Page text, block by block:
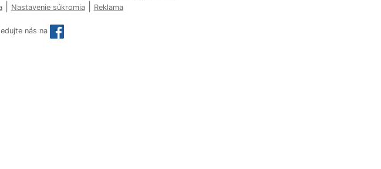
| Nastavenie súkromia| Reklama
nás na